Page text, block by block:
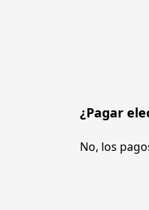
¿Pagar
No, los